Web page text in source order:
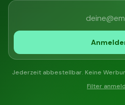
Jederzeit abbestellbar. Keine
Filter